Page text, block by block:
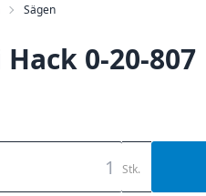
Sägen
0-20-807
Stk.